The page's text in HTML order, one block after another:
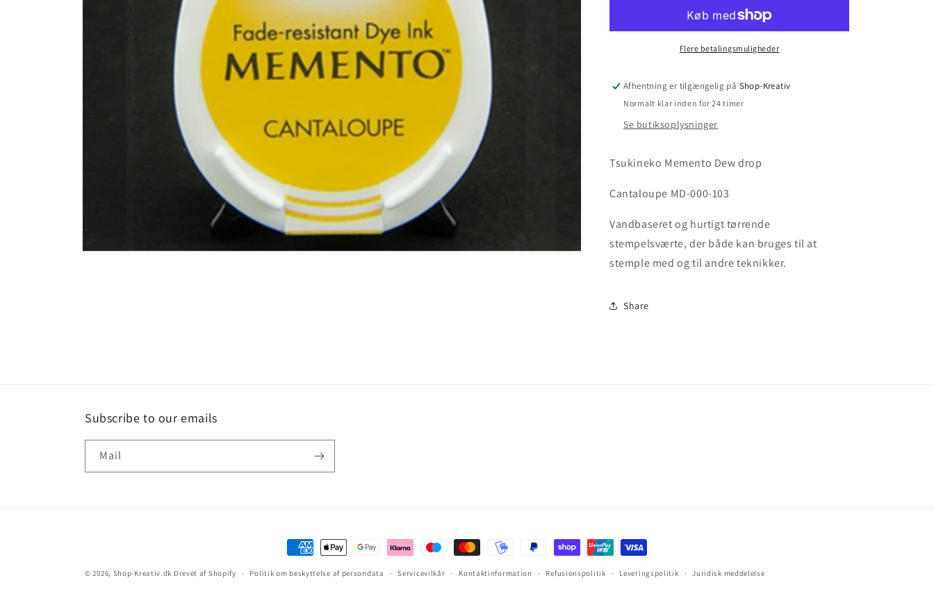
Flere betalingsmuligheder
Afhentning er tilgængelig på Shop-Kreativ
Normalt klar inden for 24 timer
Se butiksoplysninger
Tsukineko Memento Dew drop
Cantaloupe MD-000-103
Vandbaseret og hurtigt tørrende
stempelsværte, der både kan bruges til at
stemple med og til andre teknikker.
Share
Subscribe to our emails
Mail
© 2026, Shop-Kreativ.dk Drevet af Shopify Politik om beskyttelse af persondata Servicevilkår Kontaktinformation Refusionspolitik Leveringspolitik Juridisk meddelelse